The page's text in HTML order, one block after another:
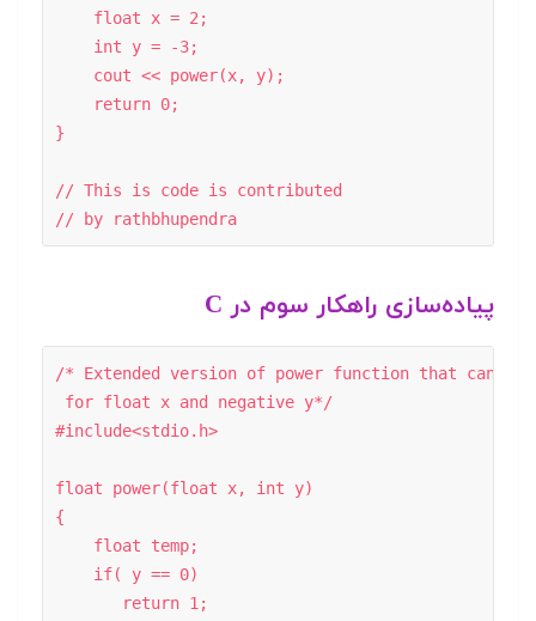
    float x = 2;
    int y = -3;
    cout << power(x, y);
    return 0;
}
// This is code is contributed
// by rathbhupendra
پیاده‌سازی راهکار سوم در C
/* Extended version of power function that can
for float x and negative y*/
#include<stdio.h>
float power(float x, int y)
{
    float temp;
    if( y == 0)
       return 1;